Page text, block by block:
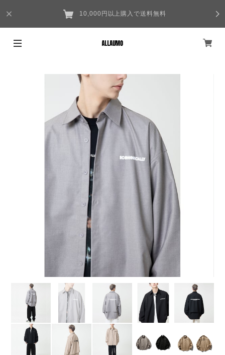
10,000円以上購入で送料無料